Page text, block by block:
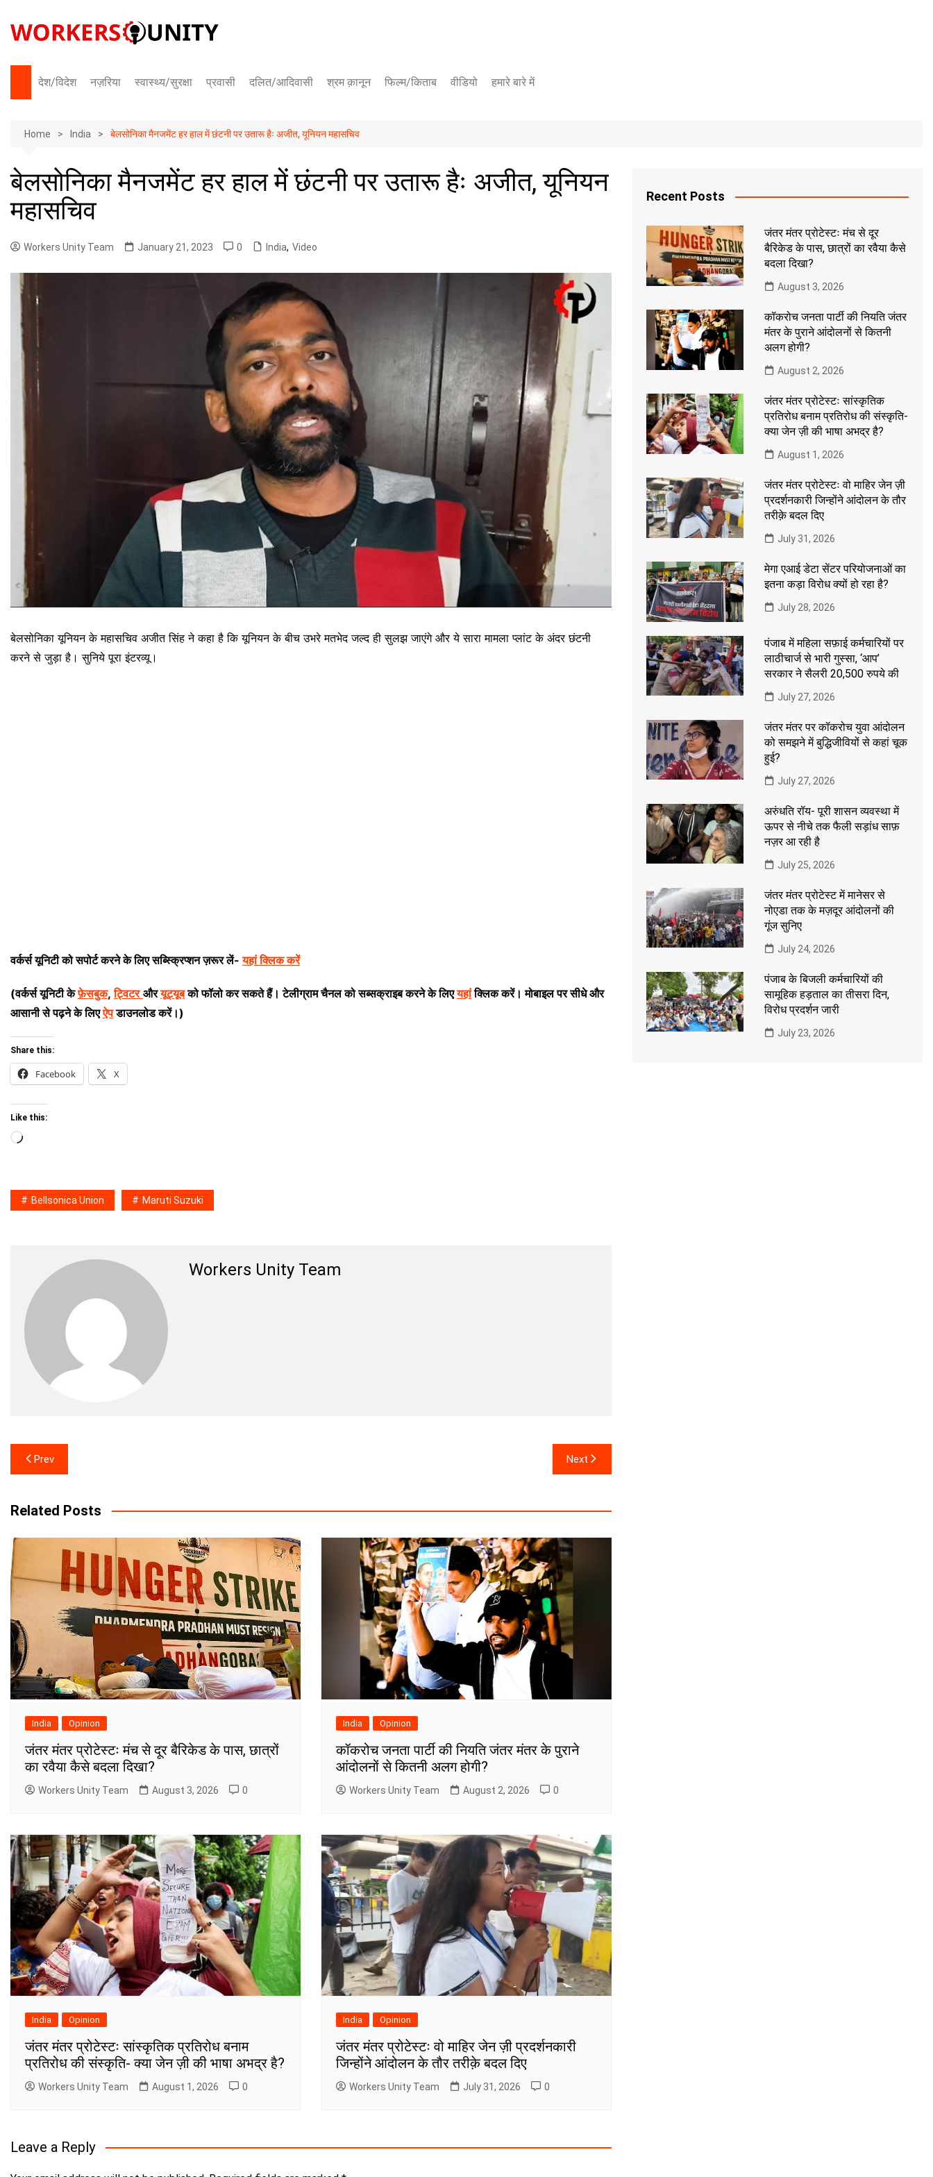
content
देश/विदेश
अंतराष्ट्रीय
नज़रिया स्वास्थ्य/सुरक्षा प्रवासी दलित/आदिवासी श्रम क़ानून फिल्म/किताब वीडियो हमारे बारे में
Home India बेलसोनिका मैनजमेंट हर हाल में छंटनी पर उतारू हैः अजीत, यूनियन महासचिव
बेलसोनिका मैनजमेंट हर हाल में छंटनी पर उतारू हैः अजीत, यूनियन
महासचिव
Workers Unity Team January 21, 2023 0 India, Video
बेलसोनिका यूनियन के महासचिव अजीत सिंह ने कहा है कि यूनियन के बीच उभरे मतभेद जल्द ही सुलझ जाएंगे और ये सारा मामला प्लांट के अंदर छंटनी
करने से जुड़ा है। सुनिये पूरा इंटरव्यू।
वर्कर्स यूनिटी को सपोर्ट करने के लिए सब्स्क्रिप्शन ज़रूर लें-यहां क्लिक करें
(वर्कर्स यूनिटी केफ़ेसबुक,ट्विटर औरयूट्यूब को फॉलो कर सकते हैं। टेलीग्राम चैनल को सब्सक्राइब करने के लिएयहां क्लिक करें। मोबाइल पर सीधे और
आसानी से पढ़ने के लिएऐपडाउनलोड करें।)
Share this:
Facebook X
Like this:
Loading…
Bellsonica Union Maruti Suzuki
Workers Unity Team
Post
navigation
Prev Next
Related Posts
India Opinion
जंतर मंतर प्रोटेस्टः मंच से दूर बैरिकेड के पास, छात्रों
का रवैया कैसे बदला दिखा?
Workers Unity Team August 3, 2026 0
India Opinion
कॉकरोच जनता पार्टी की नियति जंतर मंतर के पुराने
आंदोलनों से कितनी अलग होगी?
Workers Unity Team August 2, 2026 0
India Opinion
जंतर मंतर प्रोटेस्टः सांस्कृतिक प्रतिरोध बनाम
प्रतिरोध की संस्कृति- क्या जेन ज़ी की भाषा अभद्र है?
Workers Unity Team August 1, 2026 0
India Opinion
जंतर मंतर प्रोटेस्टः वो माहिर जेन ज़ी प्रदर्शनकारी
जिन्होंने आंदोलन के तौर तरीक़े बदल दिए
Workers Unity Team July 31, 2026 0
Leave a Reply
Recent Posts
जंतर मंतर प्रोटेस्टः मंच से दूर
बैरिकेड के पास, छात्रों का रवैया कैसे
बदला दिखा?
August 3, 2026
कॉकरोच जनता पार्टी की नियति जंतर
मंतर के पुराने आंदोलनों से कितनी
अलग होगी?
August 2, 2026
जंतर मंतर प्रोटेस्टः सांस्कृतिक
प्रतिरोध बनाम प्रतिरोध की संस्कृति-
क्या जेन ज़ी की भाषा अभद्र है?
August 1, 2026
जंतर मंतर प्रोटेस्टः वो माहिर जेन ज़ी
प्रदर्शनकारी जिन्होंने आंदोलन के तौर
तरीक़े बदल दिए
July 31, 2026
मेगा एआई डेटा सेंटर परियोजनाओं का
इतना कड़ा विरोध क्यों हो रहा है?
July 28, 2026
पंजाब में महिला सफ़ाई कर्मचारियों पर
लाठीचार्ज से भारी गुस्सा, ‘आप’
सरकार ने सैलरी 20,500 रुपये की
July 27, 2026
जंतर मंतर पर कॉकरोच युवा आंदोलन
को समझने में बुद्धिजीवियों से कहां चूक
हुई?
July 27, 2026
अरुंधति रॉय- पूरी शासन व्यवस्था में
ऊपर से नीचे तक फैली सड़ांध साफ़
नज़र आ रही है
July 25, 2026
जंतर मंतर प्रोटेस्ट में मानेसर से
नोएडा तक के मज़दूर आंदोलनों की
गूंज सुनिए
July 24, 2026
पंजाब के बिजली कर्मचारियों की
सामूहिक हड़ताल का तीसरा दिन,
विरोध प्रदर्शन जारी
July 23, 2026